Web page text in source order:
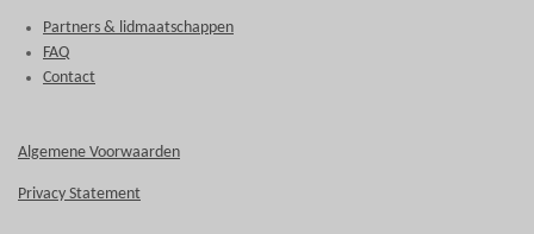
Partners & lidmaatschappen
FAQ
Contact
Algemene Voorwaarden
Privacy Statement